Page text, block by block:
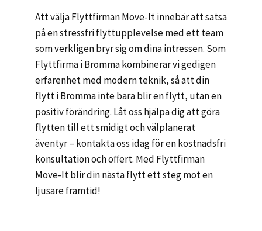
Att välja Flyttfirman Move-It innebär att satsa
på en stressfri flyttupplevelse med ett team
som verkligen bryr sig om dina intressen. Som
Flyttfirma i Bromma kombinerar vi gedigen
erfarenhet med modern teknik, så att din
flytt i Bromma inte bara blir en flytt, utan en
positiv förändring. Låt oss hjälpa dig att göra
flytten till ett smidigt och välplanerat
äventyr – kontakta oss idag för en kostnadsfri
konsultation och offert. Med Flyttfirman
Move-It blir din nästa flytt ett steg mot en
ljusare framtid!